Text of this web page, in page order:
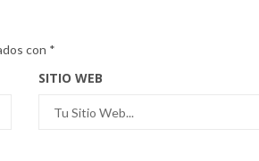
con *
SITIO WEB